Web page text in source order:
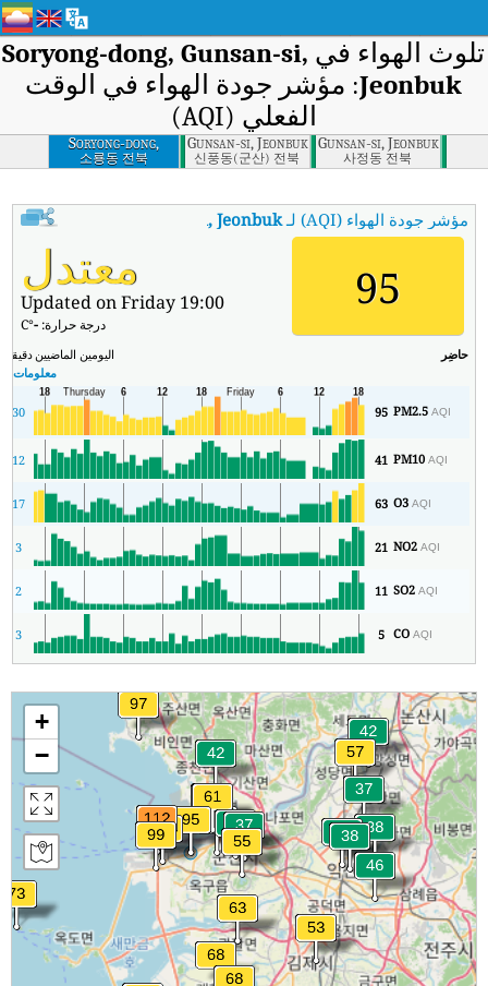
الهواء في Soryong-dong, Gunsan-si,
Jeonbuk: مؤشر جودة الهواء في الوقت
الفعلي (AQI)
Soryong-dong,
Gunsan-si, Jeonbuk
소룡동 전북
Sinpung-dong, Gunsan-si, Jeonbuk
신풍동(군산) 전북
Gaejeong-dong, Gunsan-si, Jeonbuk
사정동 전북
مؤشر جودة الهواء (AQI) لـ Soryong-dong, Gunsan-si, Jeonbuk
95 معتدل
Updated on Friday 19:00
درجة حرارة:-
°C
حاضِر اليومين الماضيين دقيقة
معلومات
PM2.5AQI
95
30
PM10AQI
41
12
O3AQI
63
17
NO2AQI
21
3
SO2AQI
11
2
COAQI
5
3
+
−